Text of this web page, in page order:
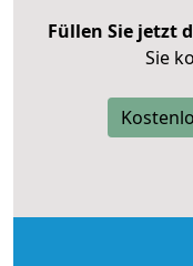
Füllen Sie jetzt
Sie